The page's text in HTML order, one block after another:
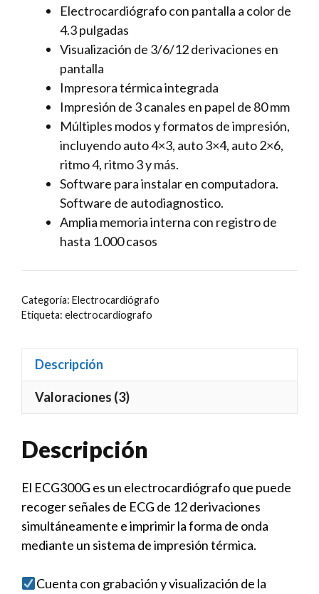
Electrocardiógrafo con pantalla a color de
4.3 pulgadas
Visualización de 3/6/12 derivaciones en
pantalla
Impresora térmica integrada
Impresión de 3 canales en papel de 80 mm
Múltiples modos y formatos de impresión,
incluyendo auto 4×3, auto 3×4, auto 2×6,
ritmo 4, ritmo 3 y más.
Software para instalar en computadora.
Software de autodiagnostico.
Amplia memoria interna con registro de
hasta 1.000 casos
Categoría: Electrocardiógrafo
Etiqueta: electrocardiografo
Descripción
Valoraciones (3)
Descripción
El ECG300G es un electrocardiógrafo que puede
recoger señales de ECG de 12 derivaciones
simultáneamente e imprimir la forma de onda
mediante un sistema de impresión térmica.
Cuenta con grabación y visualización de la